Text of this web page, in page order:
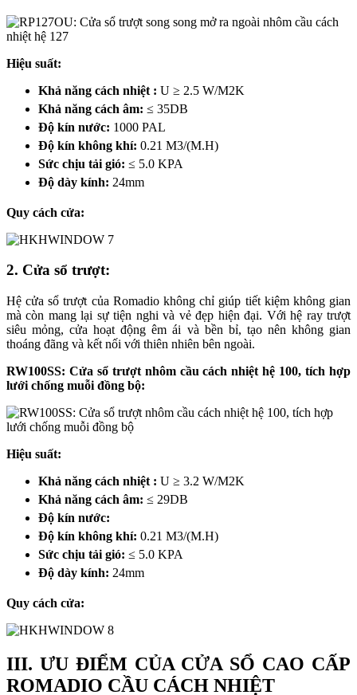
Hiệu suất:
Khả năng cách nhiệt : U ≥ 2.5 W/M2K
Khả năng cách âm: ≤ 35DB
Độ kín nước: 1000 PAL
Độ kín không khí: 0.21 M3/(M.H)
Sức chịu tải gió: ≤ 5.0 KPA
Độ dày kính: 24mm
Quy cách cửa:
2. Cửa sổ trượt:
Hệ cửa sổ trượt của Romadio không chỉ giúp tiết kiệm không gian
mà còn mang lại sự tiện nghi và vẻ đẹp hiện đại. Với hệ ray trượt
siêu mỏng, cửa hoạt động êm ái và bền bỉ, tạo nên không gian
thoáng đãng và kết nối với thiên nhiên bên ngoài.
RW100SS: Cửa sổ trượt nhôm cầu cách nhiệt hệ 100, tích hợp
lưới chống muỗi đồng bộ:
Hiệu suất:
Khả năng cách nhiệt : U ≥ 3.2 W/M2K
Khả năng cách âm: ≤ 29DB
Độ kín nước:
Độ kín không khí: 0.21 M3/(M.H)
Sức chịu tải gió: ≤ 5.0 KPA
Độ dày kính: 24mm
Quy cách cửa:
III. ƯU ĐIỂM CỦA CỬA SỔ CAO CẤP
ROMADIO CẦU CÁCH NHIỆT